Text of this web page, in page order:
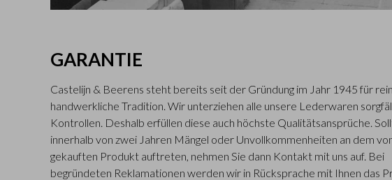
GARANTIE
Castelijn & Beerens steht bereits seit der Gründung im Jahr 1945 für
handwerkliche Tradition. Wir unterziehen alle unsere Lederwaren
Kontrollen. Deshalb erfüllen diese auch höchste Qualitätsansprüche.
innerhalb von zwei Jahren Mängel oder Unvollkommenheiten an dem
gekauften Produkt auftreten, nehmen Sie dann Kontakt mit uns auf. Bei
begründeten Reklamationen werden wir in Rücksprache mit Ihnen das